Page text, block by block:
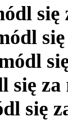
się
się za
się